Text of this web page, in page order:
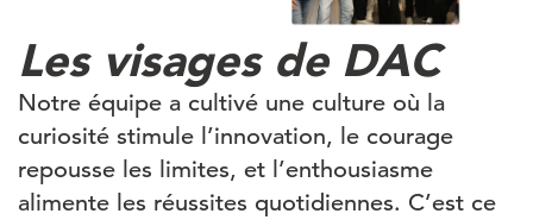
Les visages de DAC
Notre équipe a cultivé une culture où la
curiosité stimule l’innovation, le courage
repousse les limites, et l’enthousiasme
alimente les réussites quotidiennes. C’est ce